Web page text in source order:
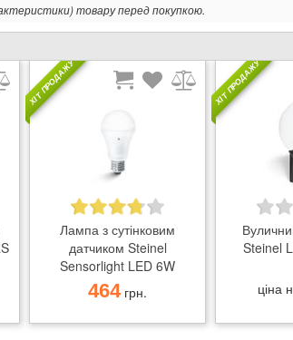
товару перед покупкою.
ХІТ ПРОДАЖУ
Лампа з сутінковим
датчиком Steinel
Sensorlight LED 6W
464грн.
ХІТ ПРОДАЖУ
Steinel
ціна